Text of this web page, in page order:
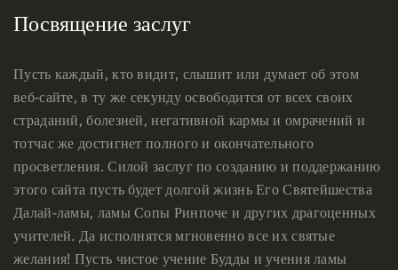
Посвящение заслуг
Пусть каждый, кто видит, слышит или думает об этом
веб-сайте, в ту же секунду освободится от всех своих
страданий, болезней, негативной кармы и омрачений и
тотчас же достигнет полного и окончательного
просветления. Силой заслуг по созданию и поддержанию
этого сайта пусть будет долгой жизнь Его Святейшества
Далай-ламы, ламы Сопы Ринпоче и других драгоценных
учителей. Да исполнятся мгновенно все их святые
желания! Пусть чистое учение Будды и учения ламы